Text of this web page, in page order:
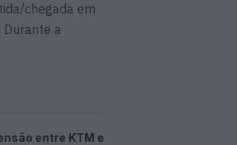
chegada em
a
entre KTM e